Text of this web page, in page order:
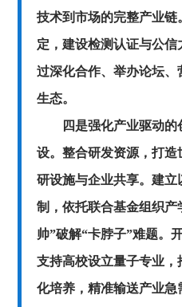
技术到市场的完整产业链
定，建设检测认证与公
过深化合作、举办论坛
生态。
四是强化产业驱动
设。整合研发资源，打
研设施与企业共享。建
制，依托联合基金组织产
帅”破解“卡脖子”难题。
支持高校设立量子专业，
化培养，精准输送产业